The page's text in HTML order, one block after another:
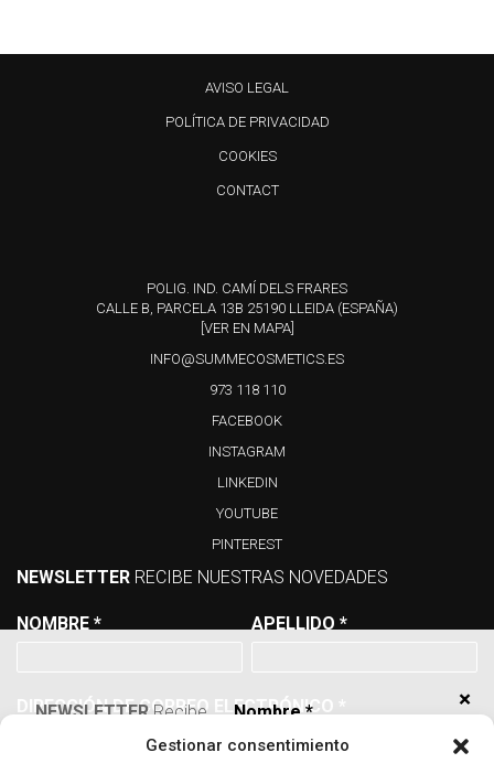
Gestionar consentimiento
AVISO LEGAL
POLÍTICA DE PRIVACIDAD
COOKIES
CONTACT
POLIG. IND. CAMÍ DELS FRARES
CALLE B, PARCELA 13B 25190 LLEIDA (ESPAÑA)
[VER EN MAPA]
INFO@SUMMECOSMETICS.ES
973 118 110
FACEBOOK
INSTAGRAM
LINKEDIN
YOUTUBE
PINTEREST
NEWSLETTER RECIBE NUESTRAS NOVEDADES
NOMBRE * APELLIDO*
DIRECCIÓN DE CORREO ELECTRÓNICO * ×
NEWSLETTERRecibe
nuestras novedades
Nombre*